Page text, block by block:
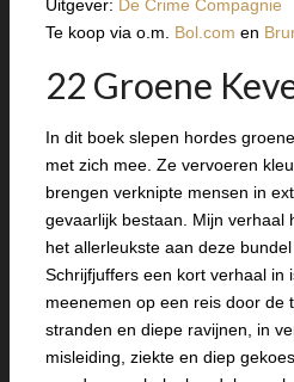
Uitgever: De Crime Compagnie
Te koop via o.m. Bol.com en
22 Groene
In dit boek slepen hordes
met zich mee. Ze vervoeren
brengen verknipte mensen in
gevaarlijk bestaan. Mijn verhaal
het allerleukste aan deze
Schrijfjuffers een kort verhaal in
meenemen op een reis door de
stranden en diepe ravijnen, in
misleiding, ziekte en diep